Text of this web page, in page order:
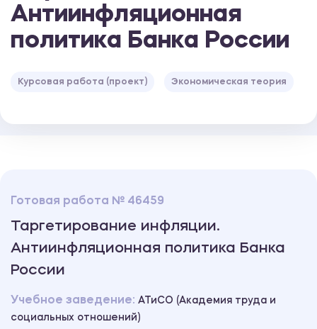
Антиинфляционная
политика Банка России
Курсовая работа (проект) Экономическая теория
Готовая работа № 46459
Таргетирование инфляции.
Антиинфляционная политика Банка
России
Учебное заведение: АТиСО (Академия труда и
социальных отношений)